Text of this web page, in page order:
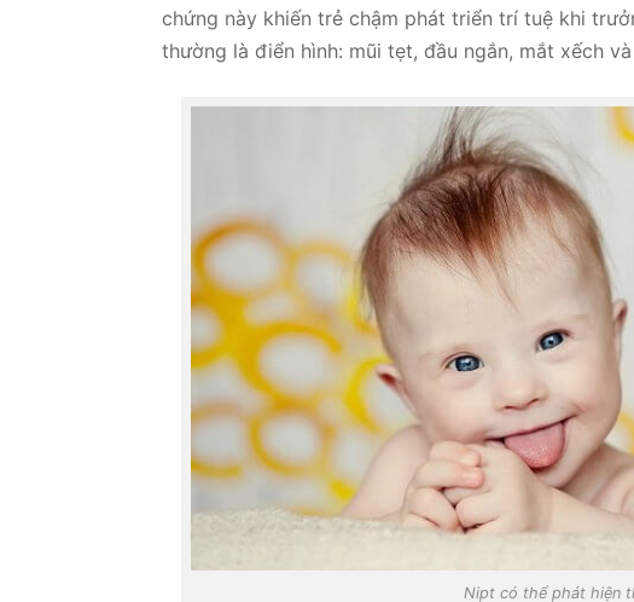
chứng này khiến trẻ chậm phát triển trí tuệ khi
thường là điển hình: mũi tẹt, đầu ngắn, mắt xếch
Nipt có thể phát hiện